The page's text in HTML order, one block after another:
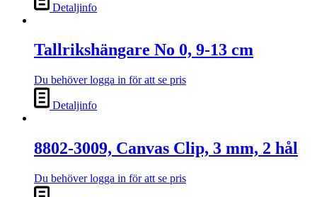
Detaljinfo
Tallrikshängare No 0, 9-13 cm
Du behöver logga in för att se pris
Detaljinfo
8802-3009, Canvas Clip, 3 mm, 2 hål
Du behöver logga in för att se pris